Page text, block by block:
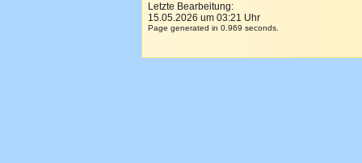
Letzte Bearbeitung:
15.05.2026 um 03:21 Uhr
Page generated in 0.969 seconds.